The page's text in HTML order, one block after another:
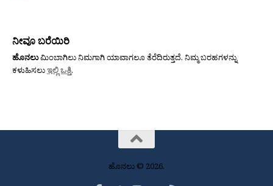
ನೀವೂ ಬರೆಯಿರಿ
ಹೊನಲುಮಿಂಬಾಗಿಲು ನಿಮಗಾಗಿ ಯಾವಾಗಲೂ ತೆರೆದಿರುತ್ತದೆ. ನಿಮ್ಮ ಬರಹಗಳನ್ನು
ಕಳುಹಿಸಲುಇಲ್ಲಿ ಒತ್ತಿ.
ಹೊನಲು © 2026.